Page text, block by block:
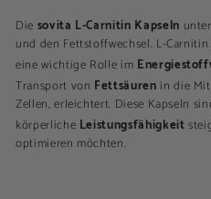
Die sovita L-Carnitin Kapseln
und den Fettstoffwechsel. L-
eine wichtige Rolle im
Transport von Fettsäuren in die
Zellen, erleichtert. Diese Kapseln
körperliche Leistungsfähigkeit
optimieren möchten.